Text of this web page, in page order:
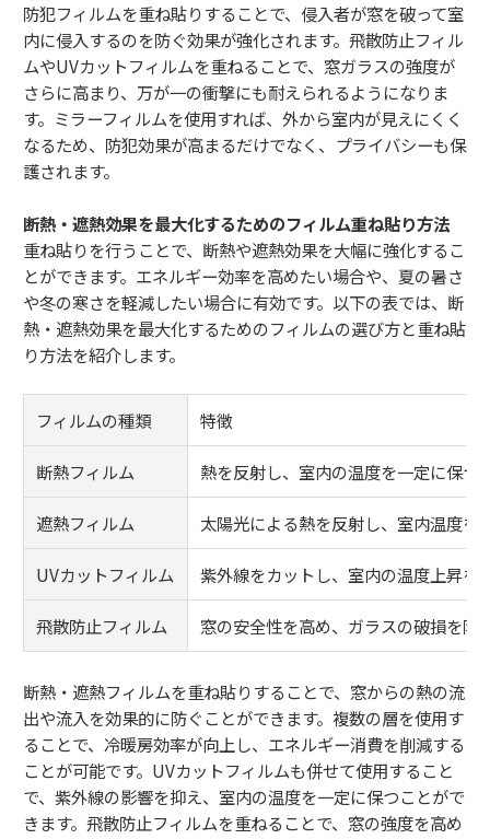
防犯フィルムを重ね貼りすることで、侵入者が窓を破って室
内に侵入するのを防ぐ効果が強化されます。飛散防止フィル
ムやUVカットフィルムを重ねることで、窓ガラスの強度が
さらに高まり、万が一の衝撃にも耐えられるようになりま
す。ミラーフィルムを使用すれば、外から室内が見えにくく
なるため、防犯効果が高まるだけでなく、プライバシーも保
護されます。
断熱・遮熱効果を最大化するためのフィルム重ね貼り方法
重ね貼りを行うことで、断熱や遮熱効果を大幅に強化するこ
とができます。エネルギー効率を高めたい場合や、夏の暑さ
や冬の寒さを軽減したい場合に有効です。以下の表では、断
熱・遮熱効果を最大化するためのフィルムの選び方と重ね貼
り方法を紹介します。
フィルムの種類 特徴
断熱フィルム 熱を反射し、室内の温度を一定に保つ
遮熱フィルム 太陽光による熱を反射し、室内温度を
UVカットフィルム 紫外線をカットし、室内の温度上昇を
飛散防止フィルム 窓の安全性を高め、ガラスの破損を防
断熱・遮熱フィルムを重ね貼りすることで、窓からの熱の流
出や流入を効果的に防ぐことができます。複数の層を使用す
ることで、冷暖房効率が向上し、エネルギー消費を削減する
ことが可能です。UVカットフィルムも併せて使用すること
で、紫外線の影響を抑え、室内の温度を一定に保つことがで
きます。飛散防止フィルムを重ねることで、窓の強度を高め